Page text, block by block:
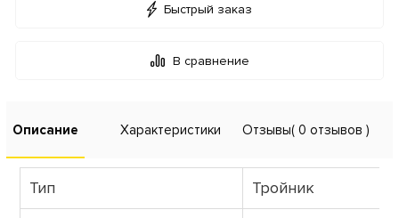
Быстрый заказ
В сравнение
Описание Характеристики Отзывы( 0 отзывов )
Тип Тройник